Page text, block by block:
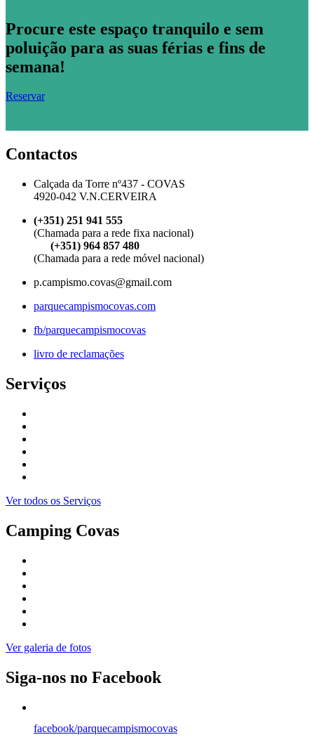
Procure este espaço tranquilo e sem
poluição para as suas férias e fins de
semana!
Reservar
Contactos
Calçada da Torre nº437 - COVAS
4920-042 V.N.CERVEIRA
(+351) 251 941 555
(Chamada para a rede fixa nacional)
(+351) 964 857 480
(Chamada para a rede móvel nacional)
p.campismo.covas@gmail.com
parquecampismocovas.com
fb/parquecampismocovas
livro de reclamações
Serviços
Ver todos os Serviços
Camping Covas
Ver galeria de fotos
Siga-nos no Facebook
facebook/parquecampismocovas